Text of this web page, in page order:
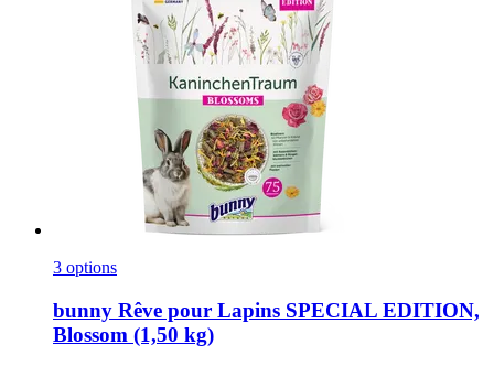
3 options
bunny Rêve pour Lapins SPECIAL EDITION,
Blossom (1,50 kg)